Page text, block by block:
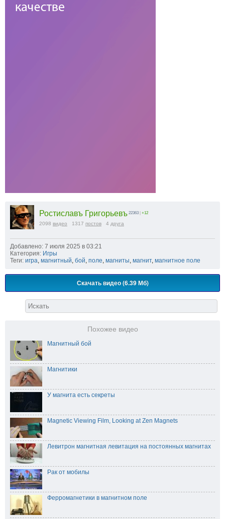
Ростиславъ Григорьевъ 22363 | +12
2098 видео 1317 постов 4 друга
Добавлено: 7 июля 2025 в 03:21
Категория: Игры
Теги: игра магнитный бой поле магниты магнит, магнитное поле
Скачать видео (6.39 Мб)
Похожее видео
Магнитный бой
Магнитики
У магнита есть секреты
Magnetic Viewing Film, Looking at Zen Magnets
Левитрон магнитная левитация на постоянных магнитах
Рак от мобилы
Ферромагнетики в магнитном поле